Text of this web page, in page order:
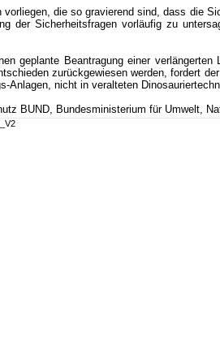
vorliegen, die so gravierend sind, dass die
der Sicherheitsfragen vorläufig zu
geplante Beantragung einer
zurückgewiesen werden, fordert
Anlagen, nicht in veralteten
BUND, Bundesministerium für Umwelt,